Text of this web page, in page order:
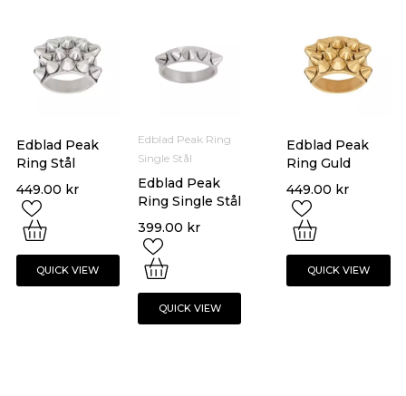
Edblad Peak
Ring Stål
449.00 kr
QUICK VIEW
Edblad Peak
Ring Guld
449.00 kr
QUICK VIEW
Edblad Peak Ring
Single Stål
Edblad Peak
Ring Single Stål
399.00 kr
QUICK VIEW